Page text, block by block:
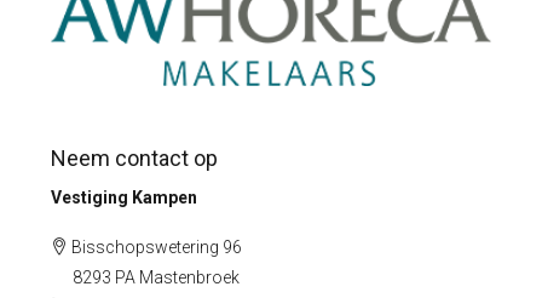
Neem contact op
Vestiging Kampen
Bisschopswetering 96
8293 PA Mastenbroek